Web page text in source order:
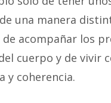
una manera
acompañar los
cuerpo y de vivir
y coherencia.